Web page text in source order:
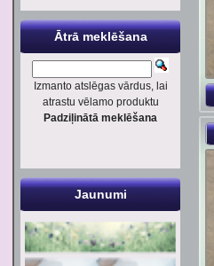
Ātrā meklēšana
Izmanto atslēgas vārdus, lai
atrastu vēlamo produktu
Padziļinātā meklēšana
Jaunumi